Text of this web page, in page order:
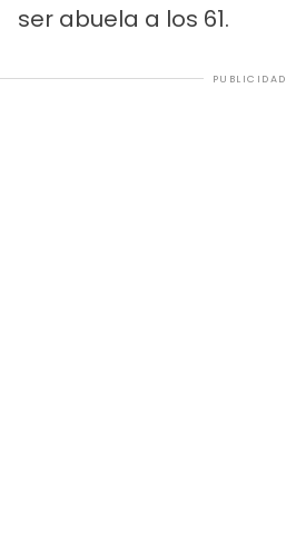
ser abuela a los 61.
PUBLICIDAD